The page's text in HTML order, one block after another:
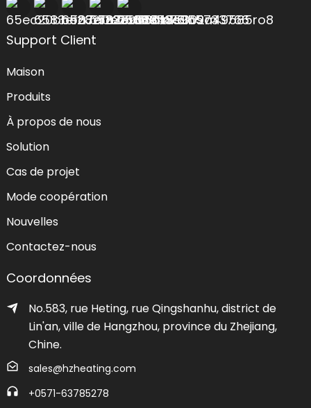
Support Client
Maison
Produits
À propos de nous
Solution
Cas de projet
Mode coopération
Nouvelles
Contactez-nous
Coordonnées
No.583, rue Heting, rue Qingshanhu, district de
Lin'an, ville de Hangzhou, province du Zhejiang,
Chine.
sales@hzheating.com
+0571-63785278